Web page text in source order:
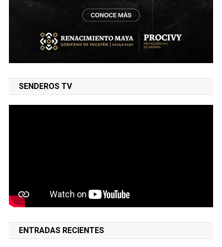
SENDEROS TV
ENTRADAS RECIENTES